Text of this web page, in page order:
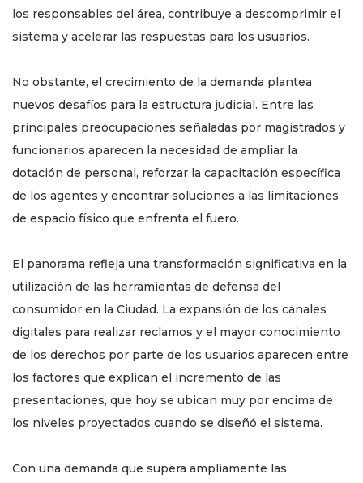
los responsables del área, contribuye a descomprimir el
sistema y acelerar las respuestas para los usuarios.
No obstante, el crecimiento de la demanda plantea
nuevos desafíos para la estructura judicial. Entre las
principales preocupaciones señaladas por magistrados y
funcionarios aparecen la necesidad de ampliar la
dotación de personal, reforzar la capacitación específica
de los agentes y encontrar soluciones a las limitaciones
de espacio físico que enfrenta el fuero.
El panorama refleja una transformación significativa en la
utilización de las herramientas de defensa del
consumidor en la Ciudad. La expansión de los canales
digitales para realizar reclamos y el mayor conocimiento
de los derechos por parte de los usuarios aparecen entre
los factores que explican el incremento de las
presentaciones, que hoy se ubican muy por encima de
los niveles proyectados cuando se diseñó el sistema.
Con una demanda que supera ampliamente las